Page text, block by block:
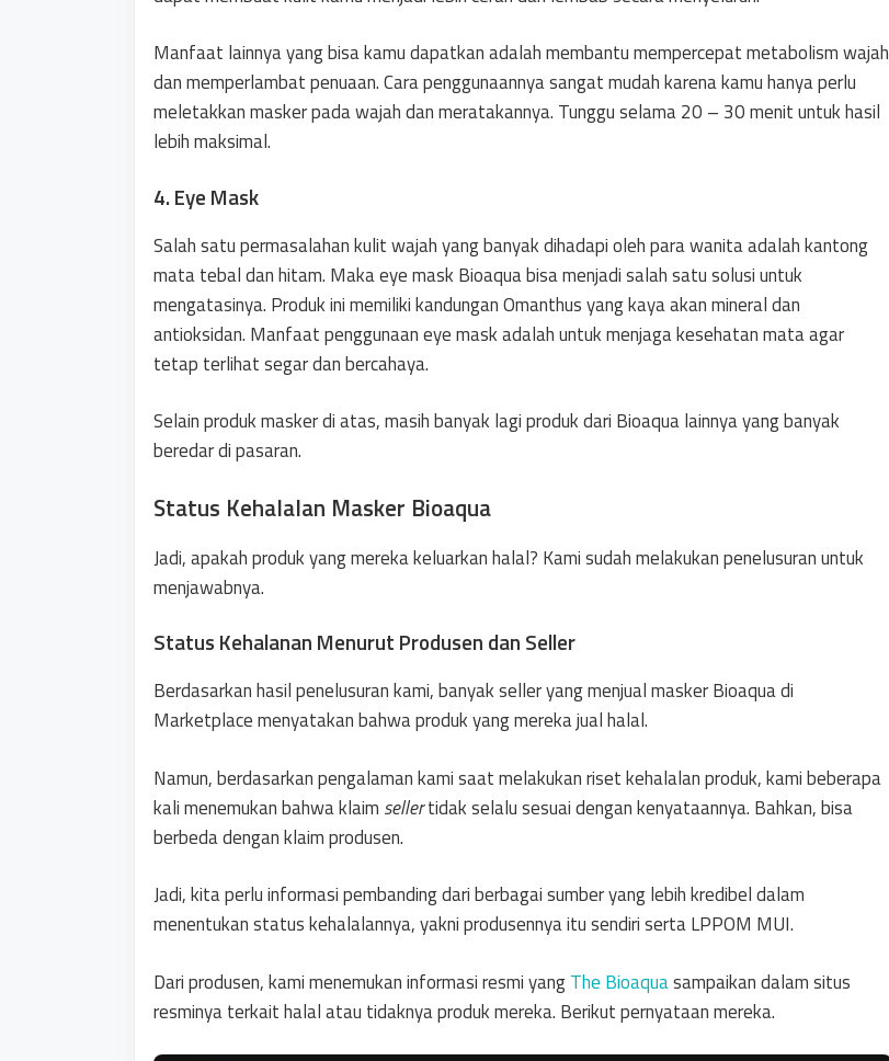
Manfaat lainnya yang bisa kamu dapatkan adalah membantu mempercepat metabolism wajah
dan memperlambat penuaan. Cara penggunaannya sangat mudah karena kamu hanya perlu
meletakkan masker pada wajah dan meratakannya. Tunggu selama 20 – 30 menit untuk hasil
lebih maksimal.
4. Eye Mask
Salah satu permasalahan kulit wajah yang banyak dihadapi oleh para wanita adalah kantong
mata tebal dan hitam. Maka eye mask Bioaqua bisa menjadi salah satu solusi untuk
mengatasinya. Produk ini memiliki kandungan Omanthus yang kaya akan mineral dan
antioksidan. Manfaat penggunaan eye mask adalah untuk menjaga kesehatan mata agar
tetap terlihat segar dan bercahaya.
Selain produk masker di atas, masih banyak lagi produk dari Bioaqua lainnya yang banyak
beredar di pasaran.
Status Kehalalan Masker Bioaqua
Jadi, apakah produk yang mereka keluarkan halal? Kami sudah melakukan penelusuran untuk
menjawabnya.
Status Kehalanan Menurut Produsen dan Seller
Berdasarkan hasil penelusuran kami, banyak seller yang menjual masker Bioaqua di
Marketplace menyatakan bahwa produk yang mereka jual halal.
Namun, berdasarkan pengalaman kami saat melakukan riset kehalalan produk, kami beberapa
kali menemukan bahwa klaim sellertidak selalu sesuai dengan kenyataannya. Bahkan, bisa
berbeda dengan klaim produsen.
Jadi, kita perlu informasi pembanding dari berbagai sumber yang lebih kredibel dalam
menentukan status kehalalannya, yakni produsennya itu sendiri serta LPPOM MUI.
Dari produsen, kami menemukan informasi resmi yangThe Bioaquasampaikan dalam situs
resminya terkait halal atau tidaknya produk mereka. Berikut pernyataan mereka.